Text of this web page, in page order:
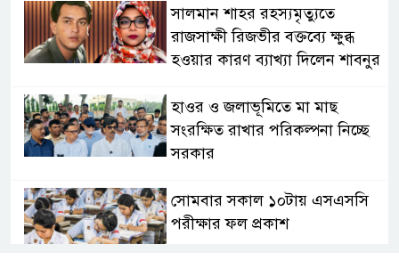
সালমান শাহর রহস্যমৃত্যুতে
রাজসাক্ষী রিজভীর বক্তব্যে ক্ষুব্ধ
হওয়ার কারণ ব্যাখ্যা দিলেন শাবনুর
হাওর ও জলাভূমিতে মা মাছ
সংরক্ষিত রাখার পরিকল্পনা নিচ্ছে
সরকার
সোমবার সকাল ১০টায় এসএসসি
পরীক্ষার ফল প্রকাশ